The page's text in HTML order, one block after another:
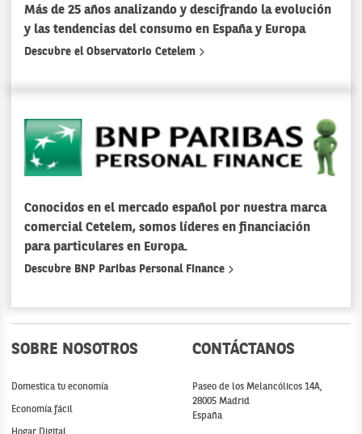
Más de 25 años analizando y descifrando la evolución
y las tendencias del consumo en España y Europa
Descubre el Observatorio Cetelem
Conocidos en el mercado español por nuestra marca
comercial Cetelem, somos líderes en financiación
para particulares en Europa.
Descubre BNP Paribas Personal Finance
SOBRE NOSOTROS
Domestica tu economía
Economía fácil
CONTÁCTANOS
Paseo de los Melancólicos 14A,
28005 Madrid
España